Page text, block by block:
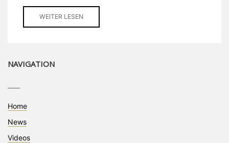
WEITER LESEN
NAVIGATION
Home
News
Videos